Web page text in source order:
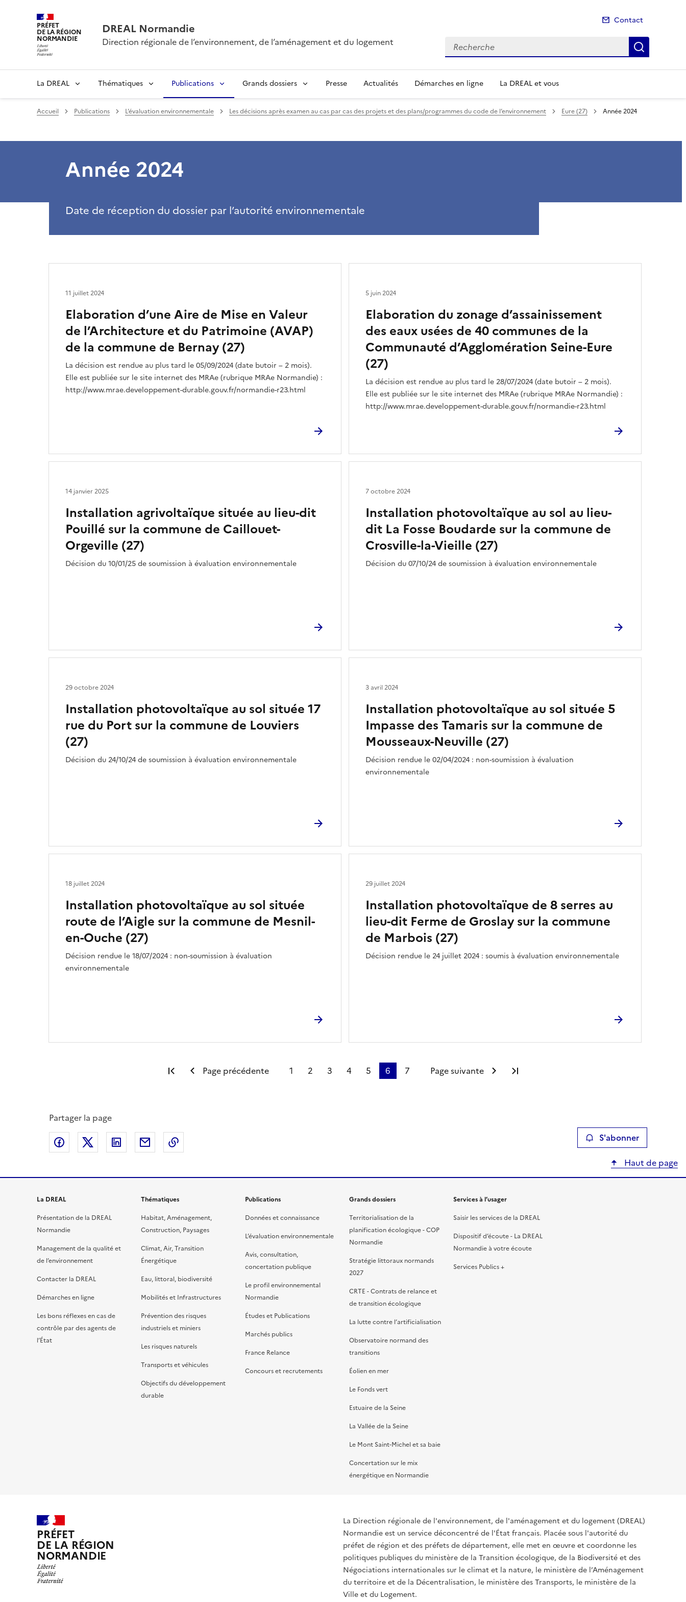
PRÉFET
DE LA RÉGION
NORMANDIE
DREAL Normandie
Direction régionale de l’environnement, de l’aménagement et du logement
Contact
Recherche
La DREAL Thématiques Publications Grands dossiers Presse Actualités Démarches en ligne La DREAL et vous
Accueil Publications L’évaluation environnementale Les décisions après examen au cas par cas des projets et des plans/programmes du code de l’environnement Eure (27) Année 2024
Année 2024
Date de réception du dossier par l’autorité environnementale
Elaboration d’une Aire de Mise en Valeur
de l’Architecture et du Patrimoine (AVAP)
de la commune de Bernay (27)
La décision est rendue au plus tard le 05/09/2024 (date butoir – 2 mois).
Elle est publiée sur le site internet des MRAe (rubrique MRAe Normandie) :
http://www.mrae.developpement-durable.gouv.fr/normandie-r23.html
11 juillet 2024
Elaboration du zonage d’assainissement
des eaux usées de 40 communes de la
Communauté d’Agglomération Seine-Eure
(27)
La décision est rendue au plus tard le 28/07/2024 (date butoir – 2 mois).
Elle est publiée sur le site internet des MRAe (rubrique MRAe Normandie) :
http://www.mrae.developpement-durable.gouv.fr/normandie-r23.html
5 juin 2024
Installation agrivoltaïque située au lieu-dit
Pouillé sur la commune de Caillouet-
Orgeville (27)
Décision du 10/01/25 de soumission à évaluation environnementale
14 janvier 2025
Installation photovoltaïque au sol au lieu-
dit La Fosse Boudarde sur la commune de
Crosville-la-Vieille (27)
Décision du 07/10/24 de soumission à évaluation environnementale
7 octobre 2024
Installation photovoltaïque au sol située 17
rue du Port sur la commune de Louviers
(27)
Décision du 24/10/24 de soumission à évaluation environnementale
29 octobre 2024
Installation photovoltaïque au sol située 5
Impasse des Tamaris sur la commune de
Mousseaux-Neuville (27)
Décision rendue le 02/04/2024 : non-soumission à évaluation
environnementale
3 avril 2024
Installation photovoltaïque au sol située
route de l’Aigle sur la commune de Mesnil-
en-Ouche (27)
Décision rendue le 18/07/2024 : non-soumission à évaluation
environnementale
18 juillet 2024
Installation photovoltaïque de 8 serres au
lieu-dit Ferme de Groslay sur la commune
de Marbois (27)
Décision rendue le 24 juillet 2024 : soumis à évaluation environnementale
29 juillet 2024
Première page
Page précédente 1 2 3 4 5 6 7 Page suivante
Partager la page
Partager sur Facebook
Partager sur XPartager sur LinkedIn
Partager par email S'abonner
Haut de page
La DREAL
Présentation de la DREAL
Normandie
Management de la qualité et
de l’environnement
Contacter la DREAL
Démarches en ligne
Les bons réflexes en cas de
contrôle par des agents de
l’État
Thématiques
Habitat, Aménagement,
Construction, Paysages
Climat, Air, Transition
Énergétique
Eau, littoral, biodiversité
Mobilités et Infrastructures
Prévention des risques
industriels et miniers
Les risques naturels
Transports et véhicules
Objectifs du développement
durable
Publications
Données et connaissance
L’évaluation environnementale
Avis, consultation,
concertation publique
Le profil environnemental
Normandie
Études et Publications
Marchés publics
France Relance
Concours et recrutements
Grands dossiers
Territorialisation de la
planification écologique - COP
Normandie
Stratégie littoraux normands
2027
CRTE - Contrats de relance et
de transition écologique
La lutte contre l’artificialisation
Observatoire normand des
transitions
Éolien en mer
Le Fonds vert
Estuaire de la Seine
La Vallée de la Seine
Le Mont Saint-Michel et sa baie
Concertation sur le mix
énergétique en Normandie
Services à l’usager
Saisir les services de la DREAL
Dispositif d’écoute - La DREAL
Normandie à votre écoute
Services Publics +
PRÉFET
DE LA RÉGION
NORMANDIE
La Direction régionale de l'environnement, de l'aménagement et du logement (DREAL)
Normandie est un service déconcentré de l'État français. Placée sous l'autorité du
préfet de région et des préfets de département, elle met en œuvre et coordonne les
politiques publiques du ministère de la Transition écologique, de la Biodiversité et des
Négociations internationales sur le climat et la nature, le ministère de l’Aménagement
du territoire et de la Décentralisation, le ministère des Transports, le ministère de la
Ville et du Logement.